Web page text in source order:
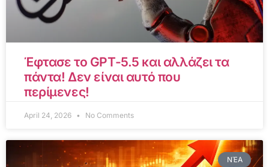
Έφτασε το GPT-5.5 και αλλάζει τα
πάντα! Δεν είναι αυτό που
περίμενες!
April 24, 2026 No Comments
ΝΈΑ